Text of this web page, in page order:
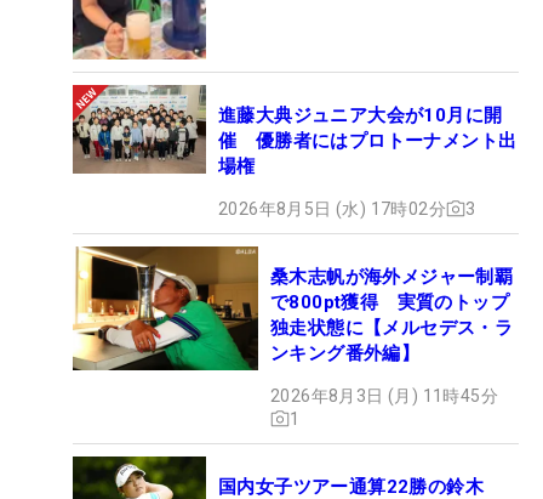
進藤大典ジュニア大会が10月に開
催 優勝者にはプロトーナメント出
場権
2026年8月5日 (水) 17時02分 3
桑木志帆が海外メジャー制覇
で800pt獲得 実質のトップ
独走状態に【メルセデス・ラ
ンキング番外編】
2026年8月3日 (月) 11時45分
1
国内女子ツアー通算22勝の鈴木